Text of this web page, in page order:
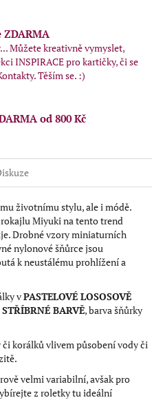
ZDARMA
Můžete kreativně vymyslet,
INSPIRACE pro kartičky, či se
Těším se. :)
od 800 Kč
životnímu stylu, ale i módě.
Miyuki na tento trend
Drobné vzory miniaturních
nylonové šňůrce jsou
k neustálému prohlížení a
vPASTELOVÉ LOSOSOVĚ
STŘÍBRNÉ BARVĚ, barva šňůrky
korálků vlivem působení vody či
velmi variabilní, avšak pro
z roletky tu ideální